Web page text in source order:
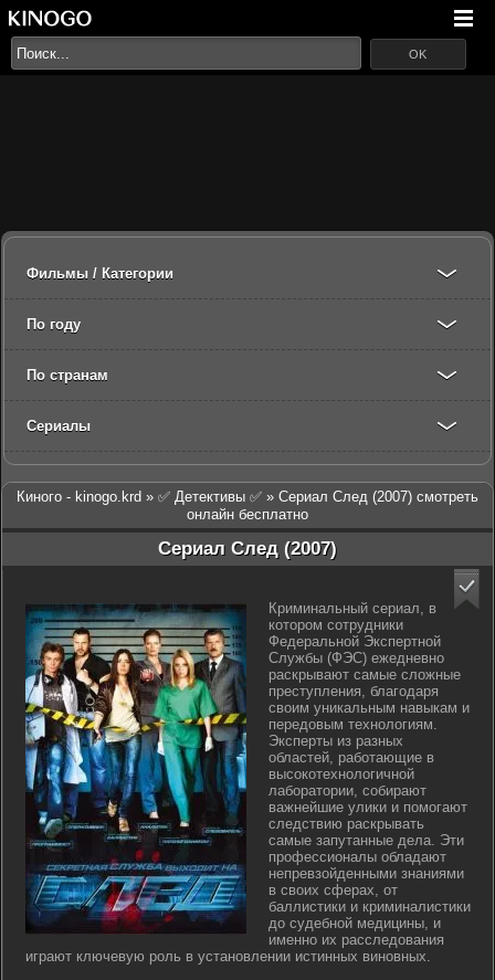
Фильмы / Категории
По году
По странам
Сериалы
Киного - kinogo.krd » ✅ Детективы ✅ » Сериал След (2007) смотреть
онлайн бесплатно
Сериал След (2007)
Криминальный сериал, в
котором сотрудники
Федеральной Экспертной
Службы (ФЭС) ежедневно
раскрывают самые сложные
преступления, благодаря
своим уникальным навыкам и
передовым технологиям.
Эксперты из разных
областей, работающие в
высокотехнологичной
лаборатории, собирают
важнейшие улики и помогают
следствию раскрывать
самые запутанные дела. Эти
профессионалы обладают
непревзойденными знаниями
в своих сферах, от
баллистики и криминалистики
до судебной медицины, и
именно их расследования
играют ключевую роль в установлении истинных виновных.
OK